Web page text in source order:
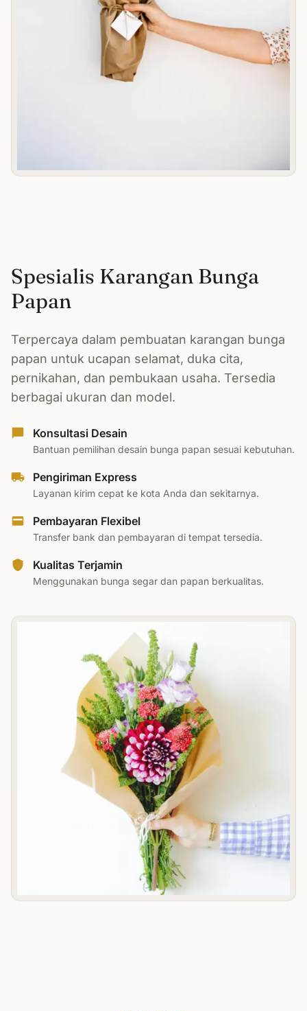
Spesialis Karangan Bunga
Papan
Terpercaya dalam pembuatan karangan bunga
papan untuk ucapan selamat, duka cita,
pernikahan, dan pembukaan usaha. Tersedia
berbagai ukuran dan model.
Konsultasi Desain
Bantuan pemilihan desain bunga papan sesuai kebutuhan.
Pengiriman Express
Layanan kirim cepat ke kota Anda dan sekitarnya.
Pembayaran Flexibel
Transfer bank dan pembayaran di tempat tersedia.
Kualitas Terjamin
Menggunakan bunga segar dan papan berkualitas.